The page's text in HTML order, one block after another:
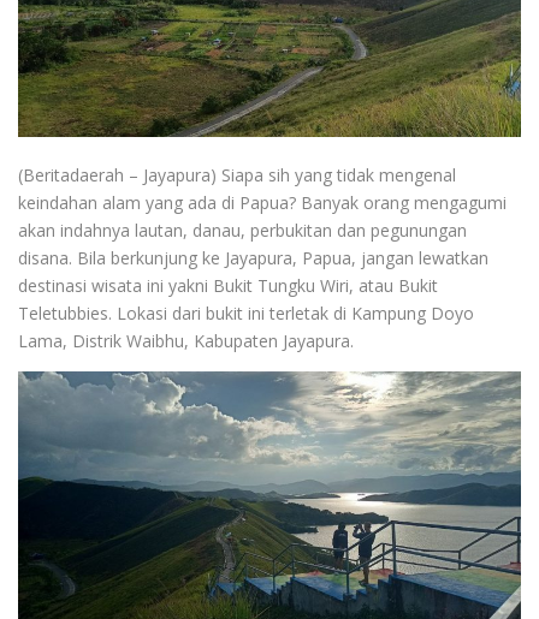
(Beritadaerah – Jayapura) Siapa sih yang tidak mengenal
keindahan alam yang ada di Papua? Banyak orang mengagumi
akan indahnya lautan, danau, perbukitan dan pegunungan
disana. Bila berkunjung ke Jayapura, Papua, jangan lewatkan
destinasi wisata ini yakni Bukit Tungku Wiri, atau Bukit
Teletubbies. Lokasi dari bukit ini terletak di Kampung Doyo
Lama, Distrik Waibhu, Kabupaten Jayapura.